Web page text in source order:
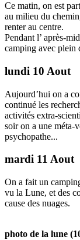
Ce matin, on est
au milieu du
renter au centre.
Pendant l’ après-
camping avec plein
lundi 10 Aout
Aujourd’hui on a
continué les
activités extra-
soir on a une méta-
psychopathe...
mardi 11 Aout
On a fait un
vu la Lune, et des
cause des nuages.
photo de la lune